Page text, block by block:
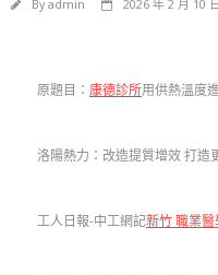
Byadmin 2026 年 2 月 10 日
原題目： 康德診所用供熱溫度
洛陽熱力：改造提質增效 打造更
工人日報-中工網記新竹 職業